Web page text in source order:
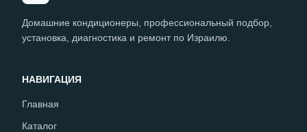
Домашние кондиционеры, профессиональный подбор,
установка, диагностика и ремонт по Израилю.
НАВИГАЦИЯ
Главная
Каталог